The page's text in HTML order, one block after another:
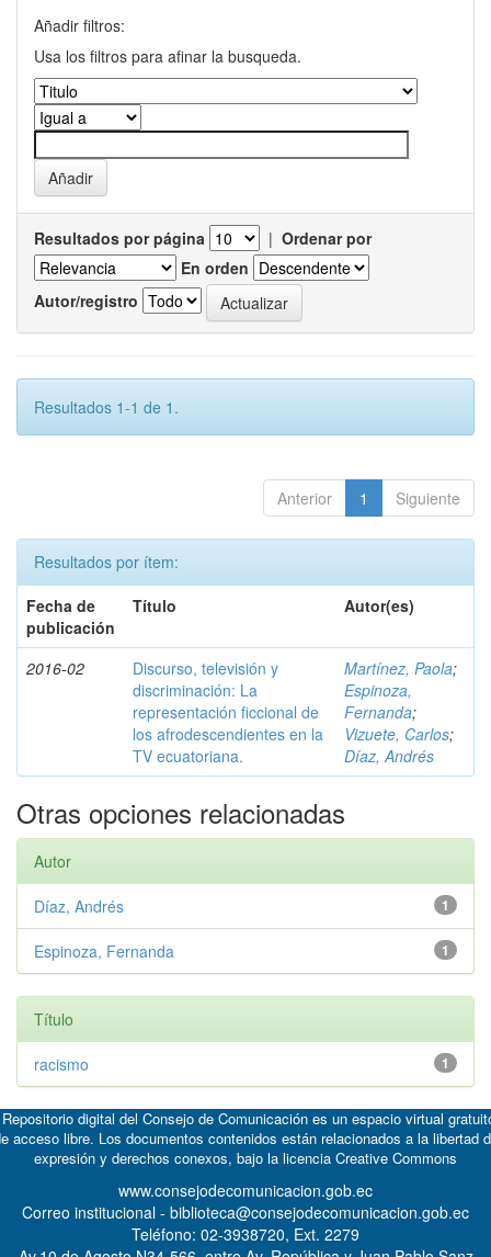
Añadir filtros:
Usa los filtros para afinar la busqueda.
Resultados por página | Ordenar por
En orden
Autor/registro
Resultados 1-1 de 1.
Anterior 1 Siguiente
Resultados por ítem:
Fecha de
publicación
Título Autor(es)
2016-02
Discurso, televisión y
discriminación: La
representación ficcional de
los afrodescendientes en la
TV ecuatoriana.
Martínez, Paola;
Espinoza,
Fernanda;
Vizuete, Carlos;
Díaz, Andrés
Otras opciones relacionadas
Autor
1
Díaz, Andrés
1
Espinoza, Fernanda
Título
1
racismo
digital del Consejo de Comunicación es un espacio virtual
acceso libre. Los documentos contenidos están relacionados a la libertad
expresión y derechos conexos, bajo la licencia Creative Commons
www.consejodecomunicacion.gob.ec
Correo institucional - biblioteca@consejodecomunicacion.gob.ec
Teléfono: 02-3938720, Ext. 2279